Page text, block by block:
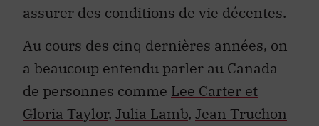
assurer des conditions de vie décentes.
Au cours des cinq dernières années, on
a beaucoup entendu parler au Canada
de personnes comme Lee Carter et
Gloria Taylor, Julia Lamb, Jean Truchon